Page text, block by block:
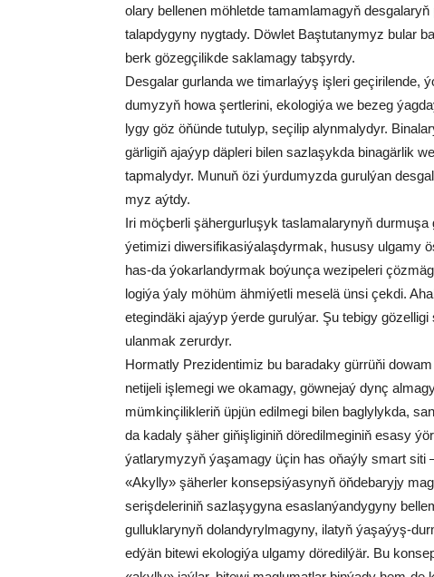
ola­ry bel­le­nen möh­let­de ta­mam­la­ma­gyň
ta­lap­dy­gy­ny nyg­ta­dy. Döw­let Baş­tu­ta­ny­myz bu­lar
berk gö­zeg­çi­lik­de sak­la­ma­gy tab­şyr­dy.
Des­ga­lar gur­lan­da we ti­mar­la­ýyş iş­le­ri ge­çi­ri­len­de,
du­my­zyň ho­wa şert­le­ri­ni, eko­lo­gi­ýa we be­zeg
ly­gy göz öňün­de tu­tu­lyp, se­çi­lip alyn­ma­ly­dyr.
gär­li­giň aja­ýyp däp­le­ri bi­len saz­la­şyk­da bi­na­gär­lik
tap­ma­ly­dyr. Mu­nuň özi ýur­du­myz­da gu­rul­ýan
myz aýt­dy.
Iri möç­ber­li şä­her­gur­lu­şyk tas­la­ma­la­ry­nyň
ýe­ti­mi­zi di­wer­si­fi­ka­si­ýa­laş­dyr­mak, hu­su­sy ul­ga­my
has-da ýo­kar­lan­dyr­mak bo­ýun­ça we­zi­pe­le­ri
lo­gi­ýa ýa­ly mö­hüm äh­mi­ýet­li me­se­lä ün­si çek­di.
ete­gin­dä­ki aja­ýyp ýer­de gu­rul­ýar. Şu te­bi­gy
ulan­mak ze­rur­dyr.
Hor­mat­ly Pre­zi­den­ti­miz bu ba­ra­da­ky gür­rü­ňi
ne­ti­je­li iş­le­me­gi we oka­ma­gy, göw­ne­jaý dynç
müm­kin­çi­lik­le­riň üp­jün edil­me­gi bi­len bag­ly­lyk­da,
da ka­da­ly şä­her gi­ňiş­li­gi­niň dö­re­dil­me­gi­niň esa­sy
ýat­la­ry­my­zyň ýa­şa­ma­gy üçin has oňaý­ly smart si­ti
«Akyl­ly» şä­her­ler kon­sep­si­ýa­sy­nyň öň­de­ba­ry­jy
se­riş­de­le­ri­niň saz­la­şy­gy­na esas­lan­ýan­dy­gy­ny
gul­luk­la­ry­nyň do­lan­dy­ryl­ma­gy­ny, ila­tyň ýa­şa­ýyş-
ed­ýän bi­te­wi eko­lo­gi­ýa ul­ga­my dö­re­dil­ýär. Bu